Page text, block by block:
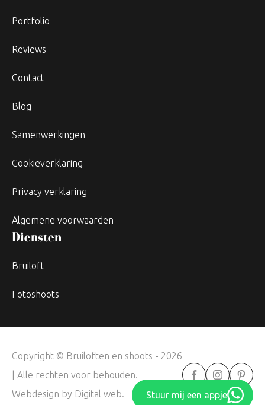
Portfolio
Reviews
Contact
Blog
Samenwerkingen
Cookieverklaring
Privacy verklaring
Algemene voorwaarden
Diensten
Bruiloft
Fotoshoots
Copyright © Bruiloften en shoots - 2026
| Alle rechten voor behouden.
Webdesign by Digital web. Stuur mij een appje